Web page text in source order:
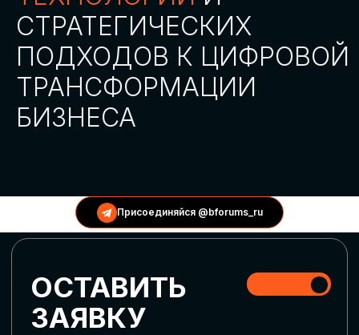
Присоединяйся @bforums_ru
АККРЕДИТАЦИЯ
СМИ
ГЛОБАЛЬНАЯ
ЦИФРОВИЗАЦИЯ
актуальных трендов глобальной цифровой
трансформации. Узнаем о новых подходах
массовом использовании ИИ-
инструментов, обеспечении